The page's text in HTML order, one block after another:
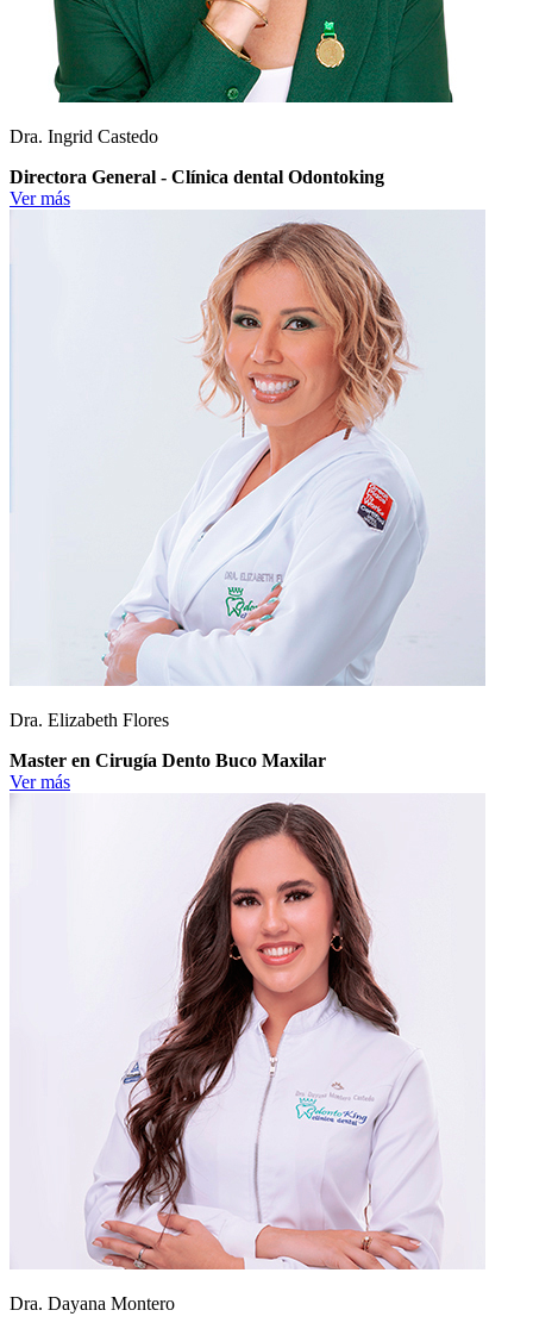
Dra. Ingrid Castedo
Directora General - Clínica dental Odontoking
Ver más
Dra. Elizabeth Flores
Master en Cirugía Dento Buco Maxilar
Ver más
Dra. Dayana Montero